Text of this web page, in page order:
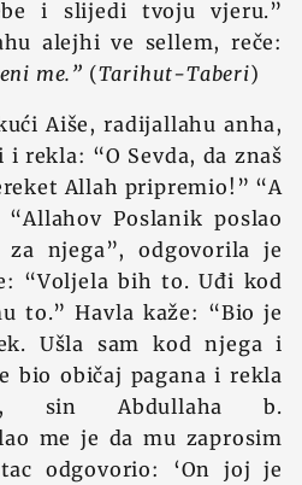
i slijedi tvoju vjeru.”
alejhi ve sellem, reče:
me.” (Tarihut-Taberi)
Aiše, radijallahu anha,
rekla: “O Sevda, da znaš
Allah pripremio!” “A
Poslanik poslao
njega”, odgovorila je
“Voljela bih to. Uđi kod
to.” Havla kaže: “Bio je
Ušla sam kod njega i
bio običaj pagana i rekla
sin Abdullaha b.
me je da mu zaprosim
odgovorio: ‘On joj je